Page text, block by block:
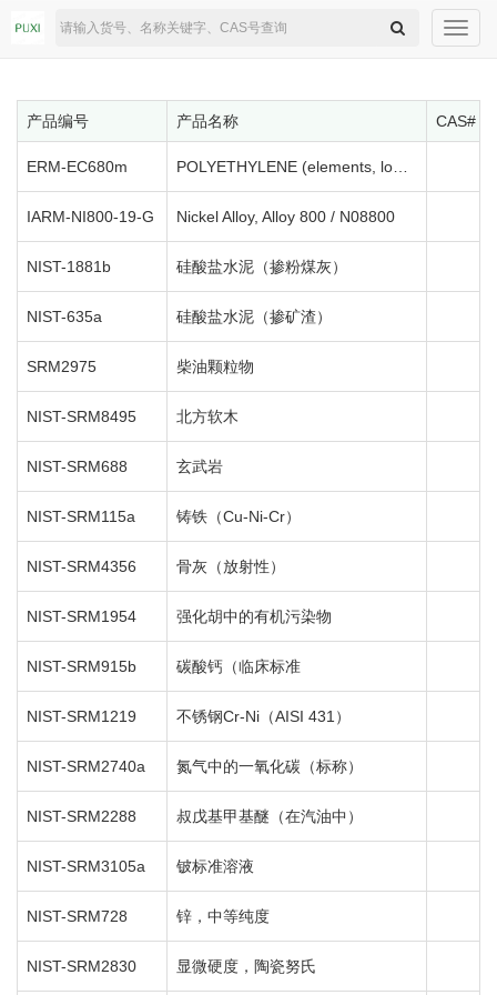
产品编号 产品名称 CAS#
ERM-EC680m
IARM-NI800-19-G Nickel Alloy, Alloy 800 / N08800
NIST-1881b 硅酸盐水泥（掺粉煤灰）
NIST-635a 硅酸盐水泥（掺矿渣）
SRM2975 柴油颗粒物
NIST-SRM8495 北方软木
NIST-SRM688 玄武岩
NIST-SRM115a 铸铁（Cu-Ni-Cr）
NIST-SRM4356 骨灰（放射性）
NIST-SRM1954 强化胡中的有机污染物
NIST-SRM915b 碳酸钙（临床标准
NIST-SRM1219 不锈钢Cr-Ni（AISI 431）
NIST-SRM2740a 氮气中的一氧化碳（标称）
NIST-SRM2288 叔戊基甲基醚（在汽油中）
NIST-SRM3105a 铍标准溶液
NIST-SRM728 锌，中等纯度
NIST-SRM2830 显微硬度，陶瓷努氏